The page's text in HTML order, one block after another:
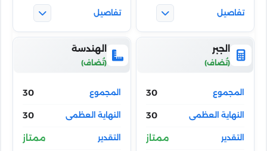
الجبر
30
30
ممتاز
الهندسة
30
30
ممتاز